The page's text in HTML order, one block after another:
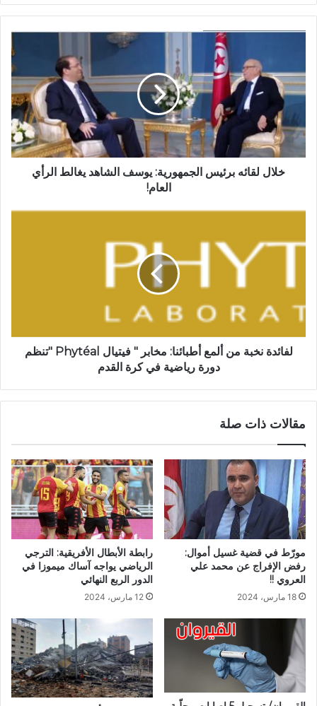
خلال لقائه برئيس الجمهورية: يوسف الشاهد يغالط الرأي
العام!
لفائدة نخبة من ألمع أطبائنا: مخابر " فيتيال Phytéal "تنظم
دورة رياضية في كرة القدم
مقالات ذات صلة
مورّط في قضية غسيل أموال:
رفض الإفراج عن محمد علي
العروي !!
18 مارس، 2024
رابطة الأبطال الأفريقية: الترجي
الرياضي يواجه آساك ميموزا في
الدور الربع النهائي
12 مارس، 2024